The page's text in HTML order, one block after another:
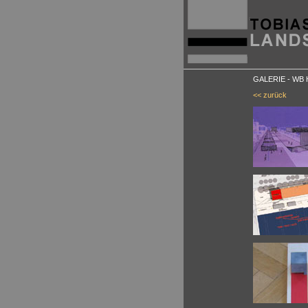
GALERIE - WB
<< zurück